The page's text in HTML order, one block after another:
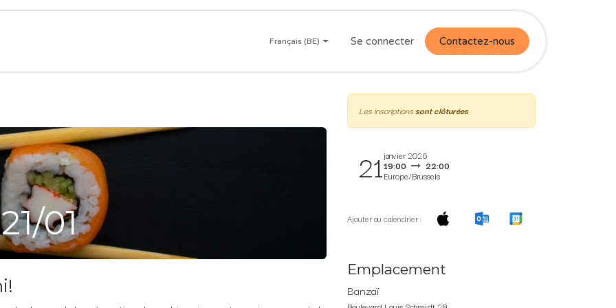
Français (BE) Se connecter Contactez-nous
01
Les inscriptionssont clôturées
21janvier 2026
19:00 22:00
Europe/Brussels
Ajouter au calendrier :
Emplacement
Banzaï